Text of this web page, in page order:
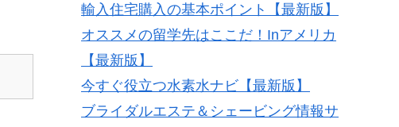
輸入住宅購入の基本ポイント【最新版】
オススメの留学先はここだ！Inアメリカ
【最新版】
今すぐ役立つ水素水ナビ【最新版】
ブライダルエステ＆シェービング情報サ